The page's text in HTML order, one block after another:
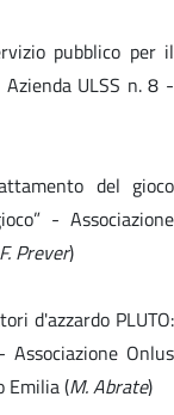
pubblico per il
ULSS n. 8 -
del gioco
- Associazione
F. Prever)
d'azzardo PLUTO:
Onlus
Emilia (M. Abrate)